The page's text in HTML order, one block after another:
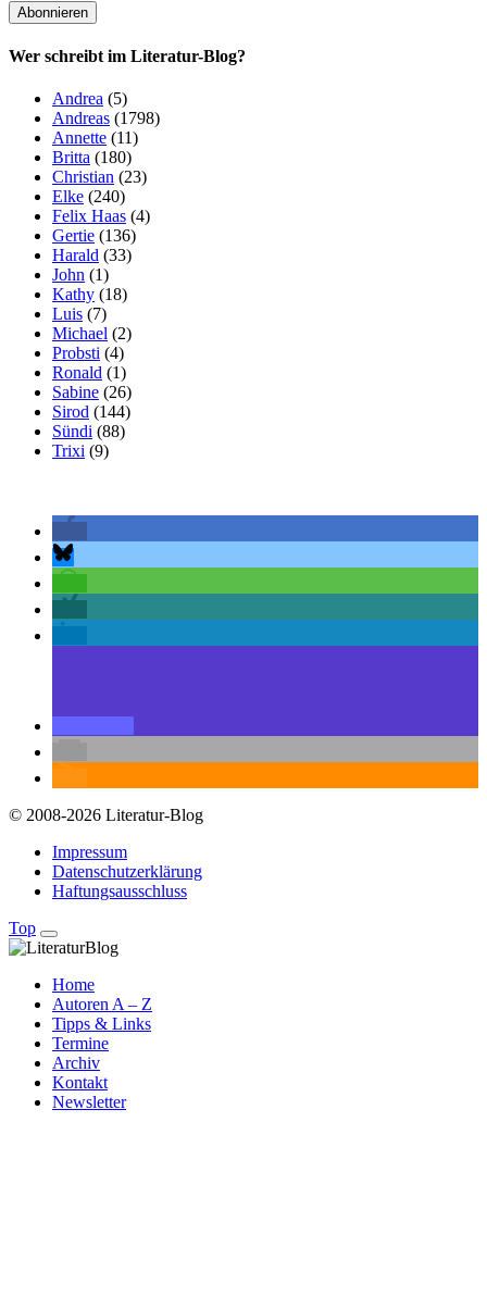
Wer schreibt im Literatur-Blog?
Andrea (5)
Andreas (1798)
Annette (11)
Britta (180)
Christian (23)
Elke (240)
Felix Haas (4)
Gertie (136)
Harald (33)
John (1)
Kathy (18)
Luis (7)
Michael (2)
Probsti (4)
Ronald (1)
Sabine (26)
Sirod (144)
Sündi (88)
Trixi (9)
© 2008-2026 Literatur-Blog
Impressum
Datenschutzerklärung
Haftungsausschluss
Top
Home
Autoren A – Z
Tipps & Links
Termine
Archiv
Kontakt
Newsletter